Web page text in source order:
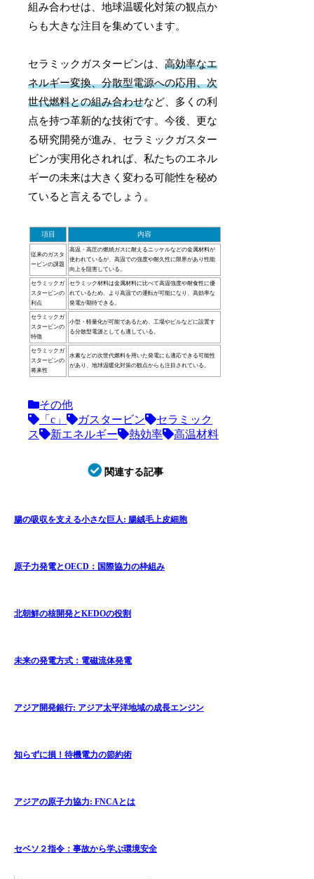
組み合わせは、地球温暖化対策の観点か
らも大きな注目を集めています。
セラミックガスタービンは、高効率なエ
ネルギー変換、分散型電源への応用、次
世代燃料との組み合わせなど、多くの利
点を持つ革新的な技術です。今後、更な
る研究開発が進み、セラミックガスター
ビンが実用化されれば、私たちのエネル
ギーの未来は大きく変わる可能性を秘め
ていると言えるでしょう。
項目 内容
従来のガスタ
ービンの課題
高温・高圧の燃焼ガスに耐えるニッケルなどの金属材料が
使われているが、高温での強度や耐久性に限界があり性能
向上を阻害している。
セラミックガ
スタービンの
利点
セラミック材料は金属材料に比べて高温強度や耐食性に優
れているため、より高温での運転が可能になり、高効率な
発電が期待できる。
セラミックガ
スタービンの
特徴
小型・軽量化が可能であるため、工場やビルなどに設置す
る分散型電源としても適している。
セラミックガ
スタービンの
将来性
水素などの次世代燃料を用いた発電にも適応できる可能性
があり、地球温暖化対策の観点からも注目されている。
その他
「c」
ガスタービン
セラミック
ス
新エネルギー 熱効率 高温材料
関連する記事
腸の吸収を支える小さな巨人: 腸絨毛上皮細胞
原子力発電とOECD：国際協力の枠組み
北朝鮮の核開発とKEDOの役割
未来の発電方式：電磁流体発電
アジア開発銀行: アジア太平洋地域の成長エンジン
知らずに損！待機電力の節約術
アジアの原子力協力: FNCAとは
セベソ２指令：事故から学ぶ環境安全